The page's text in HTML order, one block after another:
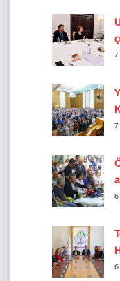
7
7
6
6